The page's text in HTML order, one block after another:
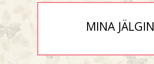
MINA JÄLGIN